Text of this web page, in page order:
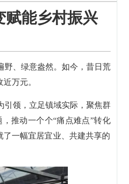
赋能乡村振兴
野、绿意盎然。如今，昔日荒
万元。
引领，立足镇域实际，聚焦群
推动一个个“痛点难点”转化
了一幅宜居宜业、共建共享的